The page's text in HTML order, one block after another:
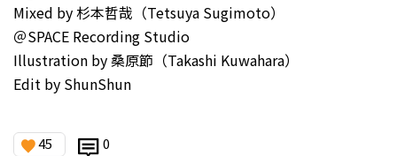
Mixed by 杉本哲哉（Tetsuya Sugimoto）
＠SPACE Recording Studio
Illustration by 桑原節（Takashi Kuwahara）
Edit by ShunShun
45 0